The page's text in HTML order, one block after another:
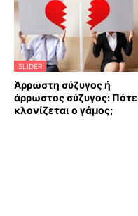
SLIDER
Άρρωστη σύζυγος ή
άρρωστος σύζυγος: Πότε
κλονίζεται ο γάμος;